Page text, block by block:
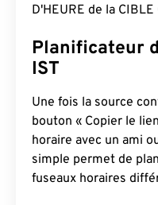
D'HEURE de la CIBLE
Planificateur
IST
Une fois la source
bouton « Copier le
horaire avec un ami
simple permet de
fuseaux horaires